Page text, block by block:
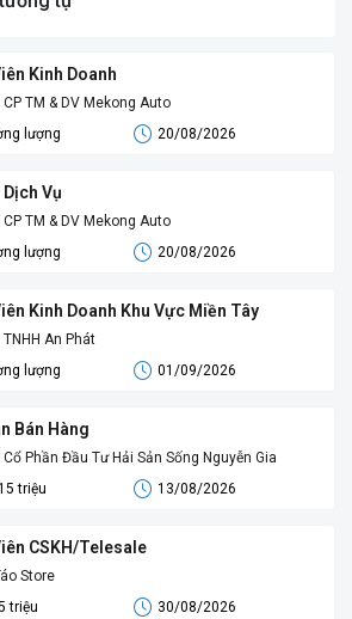
Kinh Doanh
TM & DV Mekong Auto
lượng
20/08/2026
Dịch Vụ
TM & DV Mekong Auto
lượng
20/08/2026
Kinh Doanh Khu Vực Miền Tây
An Phát
lượng
01/09/2026
Bán Hàng
Phần Đầu Tư Hải Sản Sống Nguyễn Gia
triệu
13/08/2026
CSKH/Telesale
Store
triệu
30/08/2026